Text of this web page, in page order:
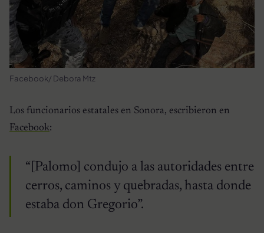
Facebook/ Debora Mtz
Los funcionarios estatales en Sonora, escribieron en
Facebook:
“[Palomo] condujo a las autoridades entre
cerros, caminos y quebradas, hasta donde
estaba don Gregorio”.